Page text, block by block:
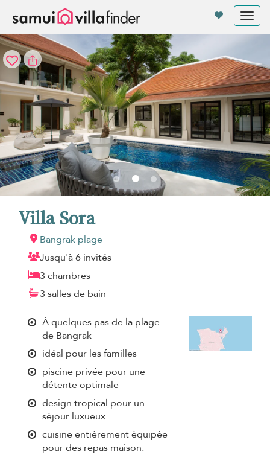
Villa Sora
Bangrak plage
Jusqu'à 6 invités
3 chambres
3 salles de bain
À quelques pas de la plage
de Bangrak
idéal pour les familles
piscine privée pour une
détente optimale
design tropical pour un
séjour luxueux
cuisine entièrement équipée
pour des repas maison.
Vos paramètres de cookies